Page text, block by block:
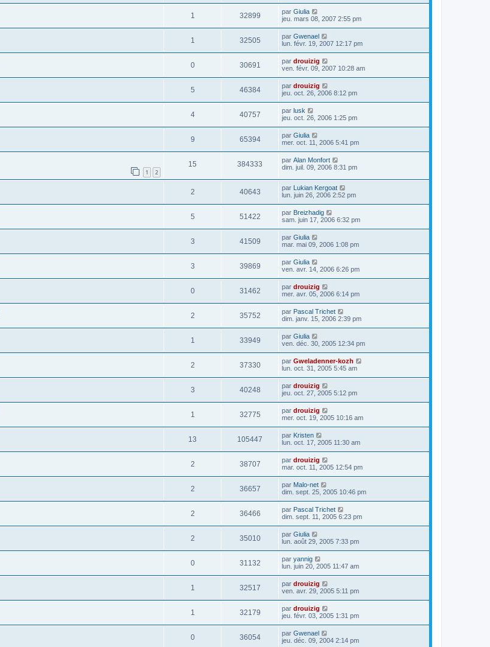
1 32899 par Giulia
jeu. mars 08, 2007 2:55 pm
1 32505 par Gwenael
lun. févr. 19, 2007 12:17 pm
0 30691 par drouizig
ven. févr. 09, 2007 10:28 am
5 46384 par drouizig
jeu. oct. 26, 2006 8:12 pm
4 40757 par lusk
jeu. oct. 26, 2006 1:25 pm
9 65394 par Giulia
mer. oct. 11, 2006 5:41 pm
1 2
15 384333 par Alan Monfort
dim. juil. 09, 2006 8:31 pm
2 40643 par Lukian Kergoat
lun. juin 26, 2006 2:52 pm
5 51422 par Breizhadig
sam. juin 17, 2006 6:32 pm
3 41509 par Giulia
mar. mai 09, 2006 1:08 pm
3 39869 par Giulia
ven. avr. 14, 2006 6:26 pm
0 31462 par drouizig
mer. avr. 05, 2006 6:14 pm
2 35752 par Pascal Trichet
dim. janv. 15, 2006 2:39 pm
1 33949 par Giulia
ven. déc. 30, 2005 12:34 pm
2 37330 par Gweladenner-kozh
lun. oct. 31, 2005 5:45 am
3 40248 par drouizig
jeu. oct. 27, 2005 5:12 pm
1 32775 par drouizig
mer. oct. 19, 2005 10:16 am
13 105447 par Kristen
lun. oct. 17, 2005 11:30 am
2 38707 par drouizig
mar. oct. 11, 2005 12:54 pm
2 36657 par Malo-net
dim. sept. 25, 2005 10:46 pm
2 36466 par Pascal Trichet
dim. sept. 11, 2005 6:23 pm
2 35010 par Giulia
lun. août 29, 2005 7:33 pm
0 31132 par yannig
lun. juin 20, 2005 11:47 am
1 32517 par drouizig
ven. avr. 29, 2005 5:11 pm
1 32179 par drouizig
jeu. févr. 03, 2005 1:31 pm
0 36054 par Gwenael
jeu. déc. 09, 2004 2:14 pm